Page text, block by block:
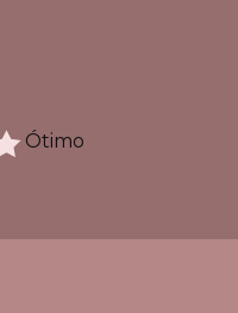
Ótimo